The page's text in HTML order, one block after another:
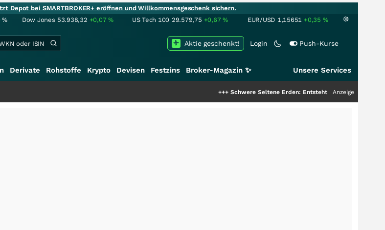
Depot bei SMARTBROKER+ eröffnen und Willkommensgeschenk sichern.
% Dow Jones 53.938,32 +0,07% US Tech 100 29.579,75 +0,67% EUR/USD 1,15651 +0,35 %
Login Push-Kurse
Aktie geschenkt!
Derivate Rohstoffe Krypto Devisen Festzins Broker-Magazin ✨ Unsere Services
Schwere Seltene Erden: Entsteht hier die nächste
Anzeige